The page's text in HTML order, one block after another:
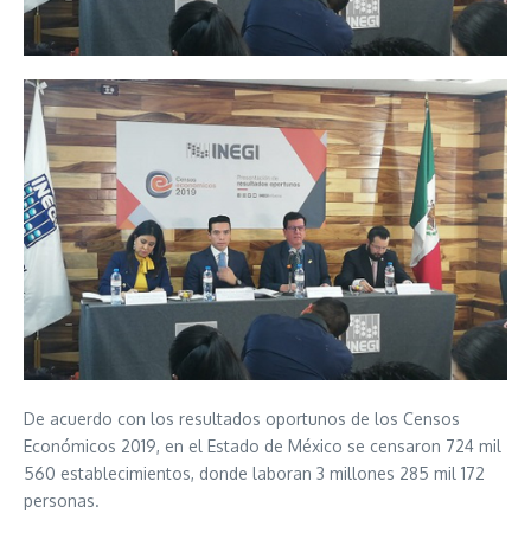
De acuerdo con los resultados oportunos de los Censos
Económicos 2019, en el Estado de México se censaron 724 mil
560 establecimientos, donde laboran 3 millones 285 mil 172
personas.